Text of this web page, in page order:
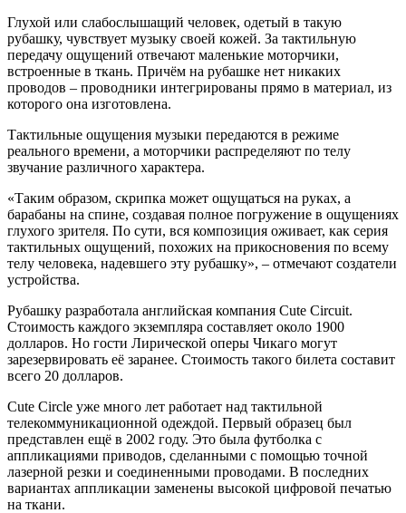
Глухой или слабослышащий человек, одетый в такую
рубашку, чувствует музыку своей кожей. За тактильную
передачу ощущений отвечают маленькие моторчики,
встроенные в ткань. Причём на рубашке нет никаких
проводов – проводники интегрированы прямо в материал, из
которого она изготовлена.
Тактильные ощущения музыки передаются в режиме
реального времени, а моторчики распределяют по телу
звучание различного характера.
«Таким образом, скрипка может ощущаться на руках, а
барабаны на спине, создавая полное погружение в ощущениях
глухого зрителя. По сути, вся композиция оживает, как серия
тактильных ощущений, похожих на прикосновения по всему
телу человека, надевшего эту рубашку», – отмечают создатели
устройства.
Рубашку разработала английская компания Cute Circuit.
Стоимость каждого экземпляра составляет около 1900
долларов. Но гости Лирической оперы Чикаго могут
зарезервировать её заранее. Стоимость такого билета составит
всего 20 долларов.
Cute Circle уже много лет работает над тактильной
телекоммуникационной одеждой. Первый образец был
представлен ещё в 2002 году. Это была футболка с
аппликациями приводов, сделанными с помощью точной
лазерной резки и соединенными проводами. В последних
вариантах аппликации заменены высокой цифровой печатью
на ткани.